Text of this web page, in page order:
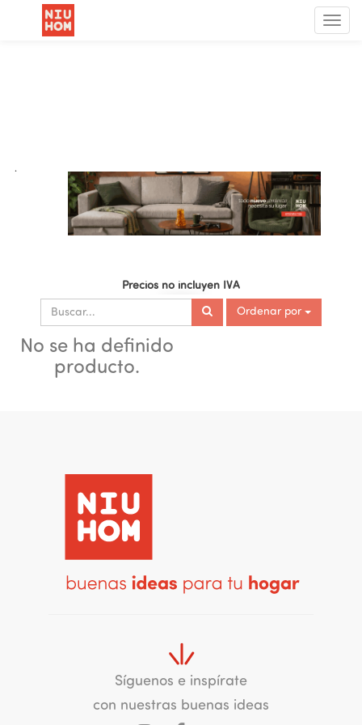
Menú
de
.
Precios no incluyen IVA
Ordenar por
No se ha definido
producto.
Síguenos e inspírate
con nuestras buenas ideas